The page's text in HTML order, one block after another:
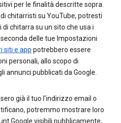
per le finalità descritte sopra.
chitarristi su YouTube, potresti
chitarra su un sito che usa i
delle tue Impostazioni
siti e app potrebbero essere
personali, allo scopo di
annunci pubblicati da Google.
già il tuo l'indirizzo email o
potremmo mostrare loro
Google visibili pubblicamente,